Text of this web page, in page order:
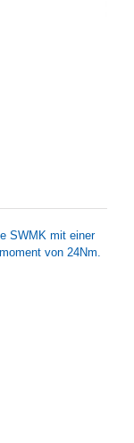
SWMK mit einer
von 24Nm.